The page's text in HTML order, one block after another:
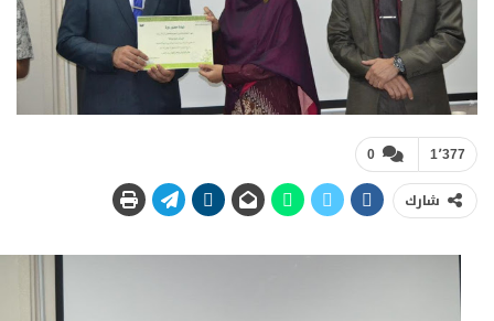
0 1٬377
شارك